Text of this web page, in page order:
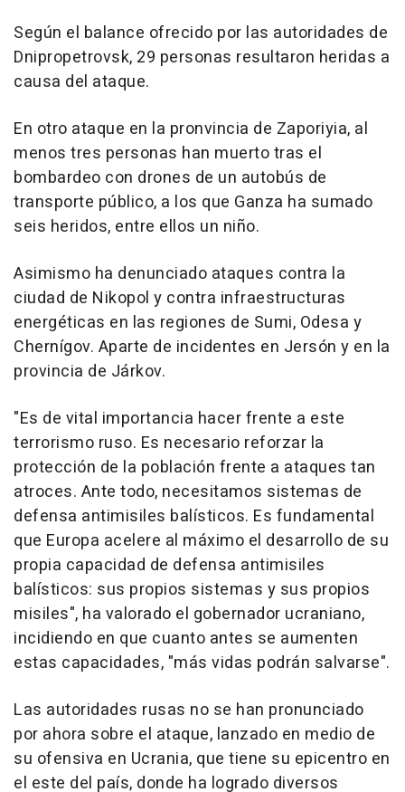
Según el balance ofrecido por las autoridades de
Dnipropetrovsk, 29 personas resultaron heridas a
causa del ataque.
En otro ataque en la pronvincia de Zaporiyia, al
menos tres personas han muerto tras el
bombardeo con drones de un autobús de
transporte público, a los que Ganza ha sumado
seis heridos, entre ellos un niño.
Asimismo ha denunciado ataques contra la
ciudad de Nikopol y contra infraestructuras
energéticas en las regiones de Sumi, Odesa y
Chernígov. Aparte de incidentes en Jersón y en la
provincia de Járkov.
"Es de vital importancia hacer frente a este
terrorismo ruso. Es necesario reforzar la
protección de la población frente a ataques tan
atroces. Ante todo, necesitamos sistemas de
defensa antimisiles balísticos. Es fundamental
que Europa acelere al máximo el desarrollo de su
propia capacidad de defensa antimisiles
balísticos: sus propios sistemas y sus propios
misiles", ha valorado el gobernador ucraniano,
incidiendo en que cuanto antes se aumenten
estas capacidades, "más vidas podrán salvarse".
Las autoridades rusas no se han pronunciado
por ahora sobre el ataque, lanzado en medio de
su ofensiva en Ucrania, que tiene su epicentro en
el este del país, donde ha logrado diversos